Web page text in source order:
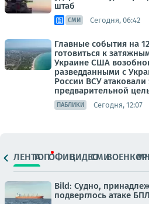
штаб
СМИ Сегодня, 06:42
Главные события на
готовиться к
Украине США
разведданными с
России ВСУ
предварительной
ПАБЛИКИ Сегодня, 12:07
ЛЕНТАТОПОФИЦ.ВИДЕОСМИ
Bild: Судно,
подверглось атаке